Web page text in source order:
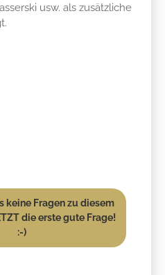
usw. als zusätzliche
keine Fragen zu diesem
die erste gute Frage!
:-)